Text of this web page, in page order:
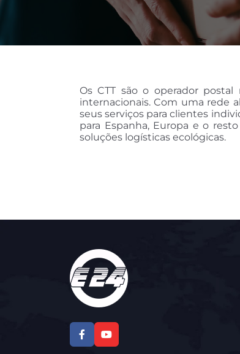
Os CTT são o operador
internacionais. Com uma rede
seus serviços para clientes
para Espanha, Europa e o
soluções logísticas ecológicas.